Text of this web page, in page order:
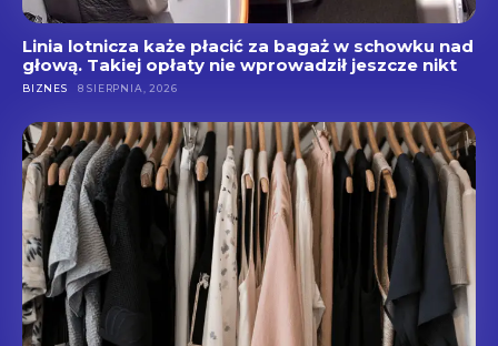
Linia lotnicza każe płacić za bagaż w schowku nad
głową. Takiej opłaty nie wprowadził jeszcze nikt
BIZNES 8 SIERPNIA, 2026